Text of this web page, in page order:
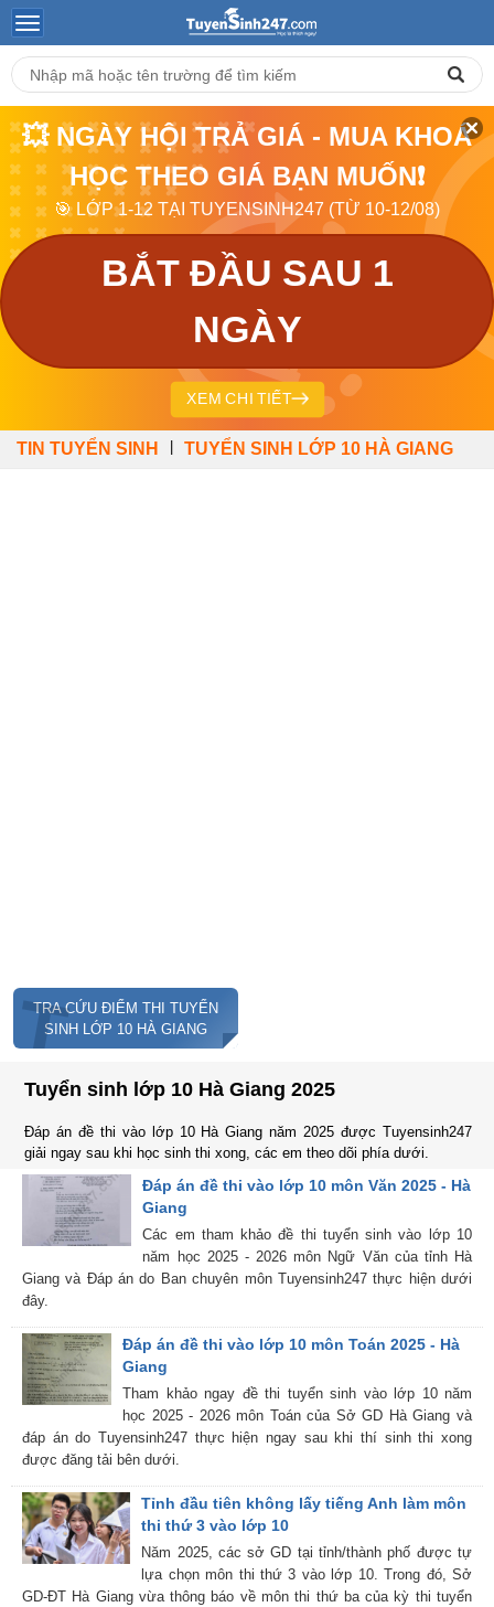
💥 NGÀY HỘI TRẢ GIÁ - MUA KHOÁ
HỌC THEO GIÁ BẠN MUỐN❗
🎯 LỚP 1-12 TẠI TUYENSINH247 (TỪ 10-12/08)
BẮT ĐẦU SAU 1
NGÀY
XEM CHI TIẾT
TIN TUYỂN SINH TUYỂN SINH LỚP 10 HÀ GIANG
T
TRA CỨU ĐIỂM THI TUYỂN
SINH LỚP 10 HÀ GIANG
Tuyển sinh lớp 10 Hà Giang 2025
Đáp án đề thi vào lớp 10 Hà Giang năm 2025 được Tuyensinh247
giải ngay sau khi học sinh thi xong, các em theo dõi phía dưới.
Đáp án đề thi vào lớp 10 môn Văn 2025 - Hà
Giang
Các em tham khảo đề thi tuyển sinh vào lớp 10
năm học 2025 - 2026 môn Ngữ Văn của tỉnh Hà
Giang và Đáp án do Ban chuyên môn Tuyensinh247 thực hiện dưới
đây.
Đáp án đề thi vào lớp 10 môn Toán 2025 - Hà
Giang
Tham khảo ngay đề thi tuyển sinh vào lớp 10 năm
học 2025 - 2026 môn Toán của Sở GD Hà Giang và
đáp án do Tuyensinh247 thực hiện ngay sau khi thí sinh thi xong
được đăng tải bên dưới.
Tỉnh đầu tiên không lấy tiếng Anh làm môn
thi thứ 3 vào lớp 10
Năm 2025, các sở GD tại tỉnh/thành phố được tự
lựa chọn môn thi thứ 3 vào lớp 10. Trong đó, Sở
GD-ĐT Hà Giang vừa thông báo về môn thi thứ ba của kỳ thi tuyển